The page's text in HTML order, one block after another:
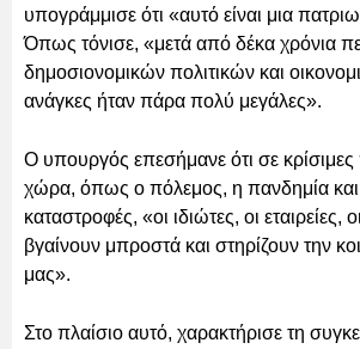
υπογράμμισε ότι «αυτό είναι μια
Όπως τόνισε, «μετά από δέκα χρόνια
δημοσιονομικών πολιτικών και
ανάγκες ήταν πάρα πολύ μεγάλες».
Ο υπουργός επεσήμανε ότι σε κρίσιμες
χώρα, όπως ο πόλεμος, η πανδημία και
καταστροφές, «οι ιδιώτες, οι εταιρείες,
βγαίνουν μπροστά και στηρίζουν την
μας».
Στο πλαίσιο αυτό, χαρακτήρισε τη